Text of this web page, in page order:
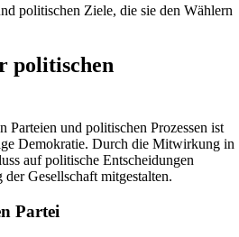
politischen Ziele, die sie den Wählern
politischen
Parteien und politischen Prozessen ist
Demokratie. Durch die Mitwirkung in
auf politische Entscheidungen
Gesellschaft mitgestalten.
Partei